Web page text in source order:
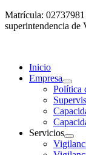
Matrícula:
superintendencia de
Inicio
Empresa
Política
Servicios